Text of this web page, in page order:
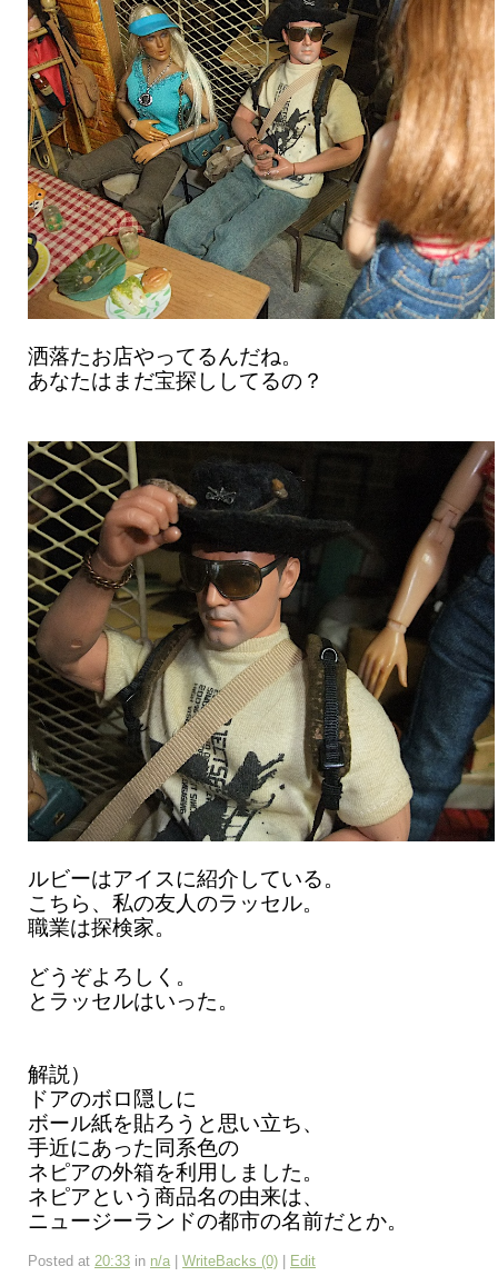
洒落たお店やってるんだね。
あなたはまだ宝探ししてるの？
ルビーはアイスに紹介している。
こちら、私の友人のラッセル。
職業は探検家。
どうぞよろしく。
とラッセルはいった。
解説）
ドアのボロ隠しに
ボール紙を貼ろうと思い立ち、
手近にあった同系色の
ネピアの外箱を利用しました。
ネピアという商品名の由来は、
ニュージーランドの都市の名前だとか。
Posted at 20:33 in n/a WriteBacks (0) Edit